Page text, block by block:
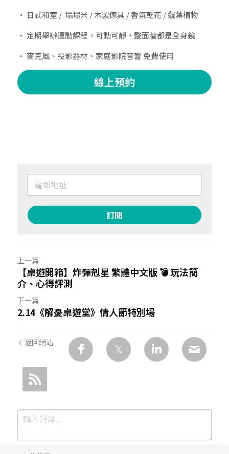
• 日式和室 /  塌塌米 / 木製傢具 / 香氛乾花 / 觀葉植物
• 定期舉辦運動課程，可動可靜，整面牆都是全身鏡
• 麥克風、投影器材、家庭影院音響 免費使用
線上預約
訂閱
上一篇
【桌遊開箱】炸彈剋星 繁體中文版 💣 玩法簡
介、心得評測
下一篇
2.14《解憂桌遊堂》情人節特別場
返回網站